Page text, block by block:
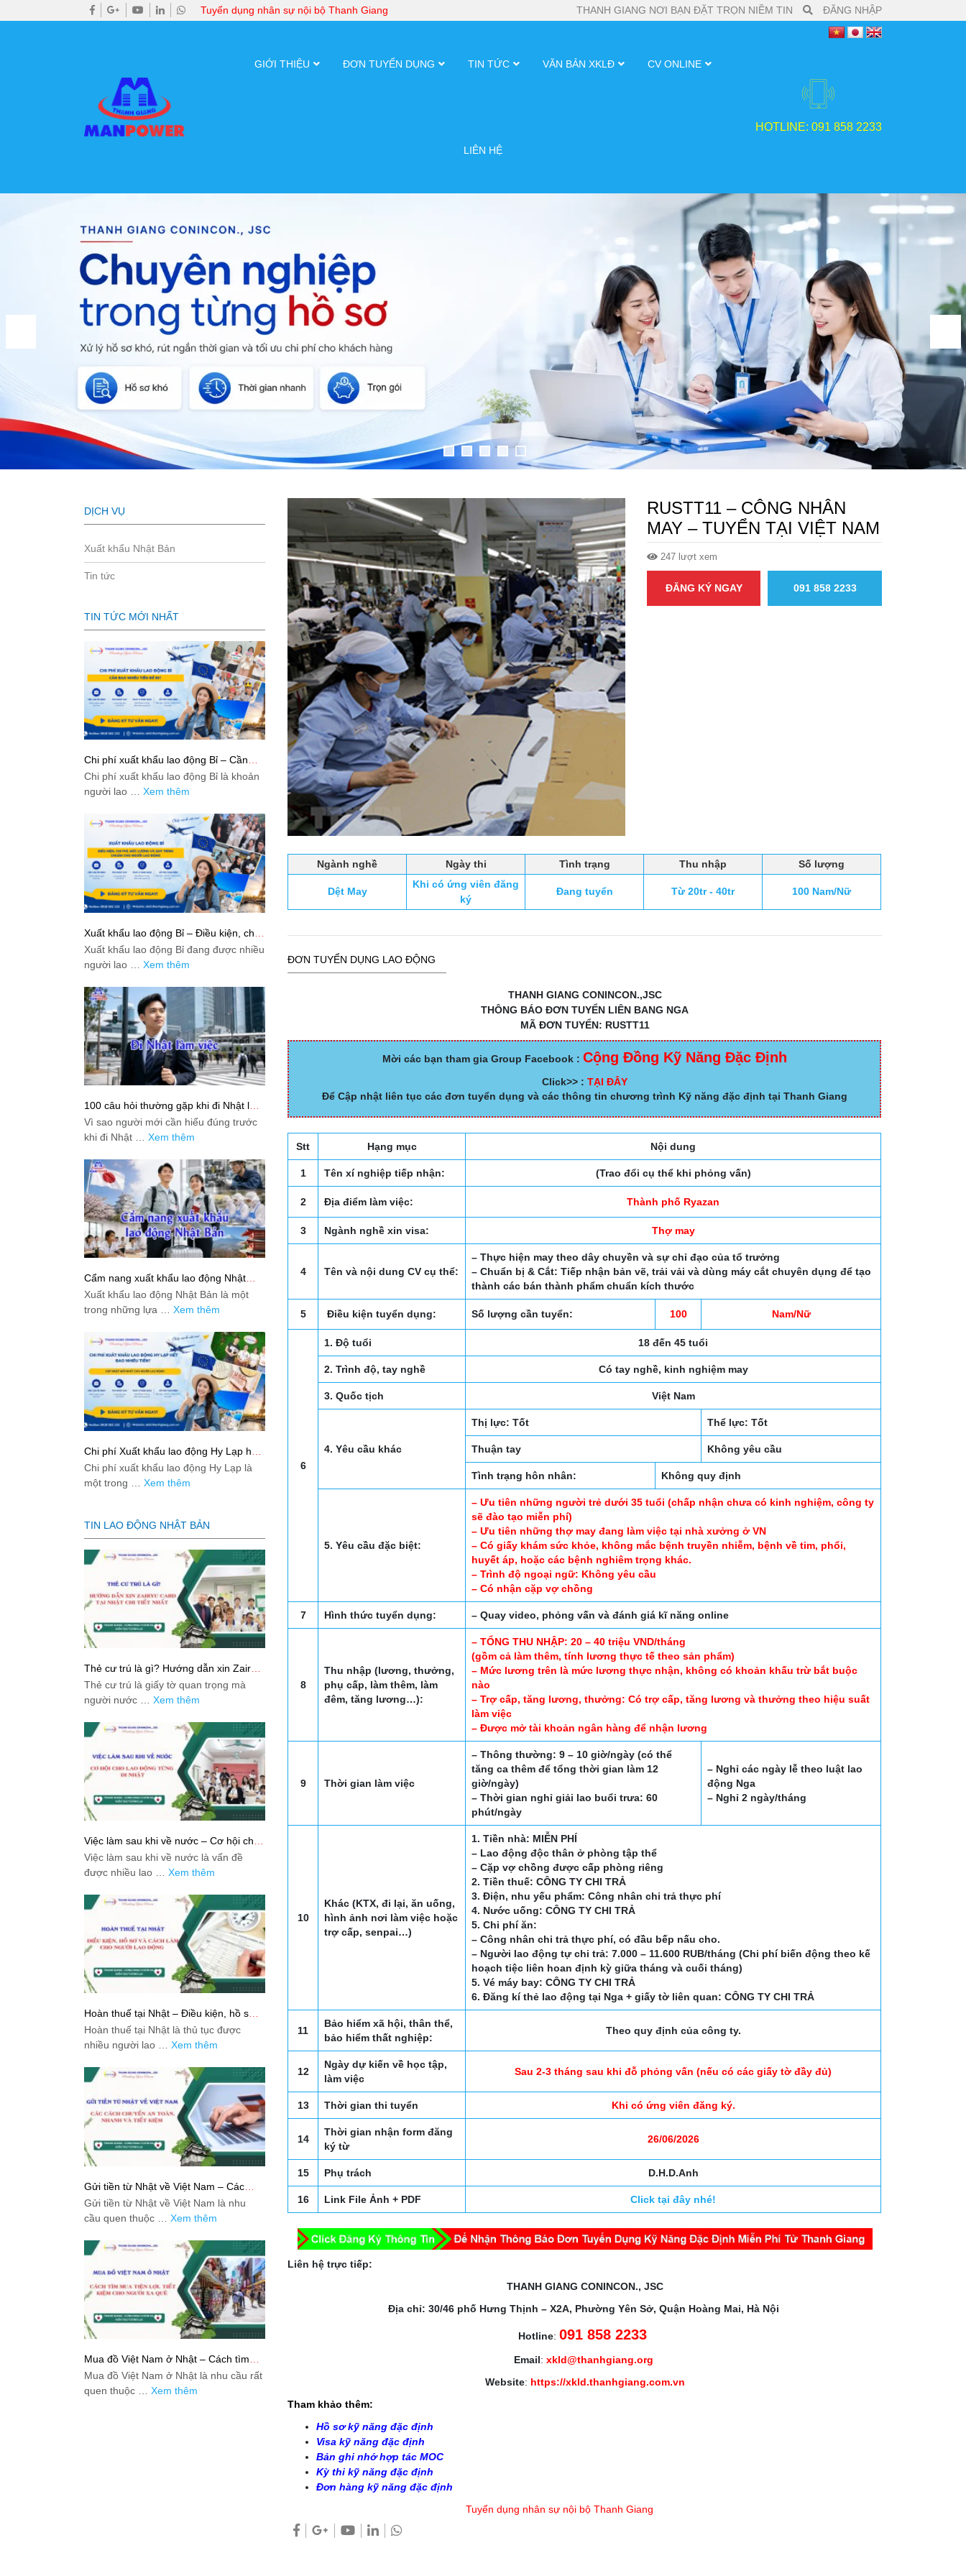
Tuyển dụng nhân sự nội bộ Thanh Giang THANH GIANG NƠI BẠN ĐẶT TRỌN NIỀM TIN ĐĂNG NHẬP
GIỚI THIỆU ĐƠN TUYỂN DỤNG TIN TỨC VĂN BẢN XKLĐ CV ONLINE
LIÊN HỆ
HOTLINE: 091 858 2233
RUSTT11 – CÔNG NHÂN
MAY – TUYỂN TẠI VIỆT NAM
247 lượt xem
ĐĂNG KÝ NGAY 091 858 2233
Ngành nghề Ngày thi Tình trạng Thu nhập Số lượng
Dệt May
Khi có ứng viên đăng
ký
Đang tuyển Từ 20tr - 40tr 100 Nam/Nữ
ĐƠN TUYỂN DỤNG LAO ĐỘNG
THANH GIANG CONINCON.,JSC
THÔNG BÁO ĐƠN TUYỂN LIÊN BANG NGA
MÃ ĐƠN TUYỂN: RUSTT11
Mời các bạn tham gia Group Facebook : Cộng Đồng Kỹ Năng Đặc Định
Click>> : TẠI ĐÂY
Để Cập nhật liên tục các đơn tuyển dụng và các thông tin chương trình Kỹ năng đặc định tại Thanh Giang
Stt Hạng mục Nội dung
1 Tên xí nghiệp tiếp nhận: (Trao đổi cụ thể khi phỏng vấn)
2 Địa điểm làm việc: Thành phố Ryazan
3 Ngành nghề xin visa: Thợ may
4 Tên và nội dung CV cụ thể:
– Thực hiện may theo dây chuyền và sự chỉ đạo của tổ trưởng
– Chuẩn bị & Cắt: Tiếp nhận bản vẽ, trải vải và dùng máy cắt chuyên dụng để tạo
thành các bán thành phẩm chuẩn kích thước
5 Điều kiện tuyển dụng: Số lượng cần tuyển: 100 Nam/Nữ
6
1. Độ tuổi 18 đến 45 tuổi
2. Trình độ, tay nghề Có tay nghề, kinh nghiệm may
3. Quốc tịch Việt Nam
4. Yêu cầu khác
Thị lực: Tốt Thể lực: Tốt
Thuận tay Không yêu cầu
Tình trạng hôn nhân: Không quy định
5. Yêu cầu đặc biệt:
– Ưu tiên những người trẻ dưới 35 tuổi (chấp nhận chưa có kinh nghiệm, công ty
sẽ đào tạo miễn phí)
– Ưu tiên những thợ may đang làm việc tại nhà xưởng ở VN
– Có giấy khám sức khỏe, không mắc bệnh truyền nhiễm, bệnh về tim, phổi,
huyết áp, hoặc các bệnh nghiêm trọng khác.
– Trình độ ngoại ngữ: Không yêu cầu
– Có nhận cặp vợ chồng
7 Hình thức tuyển dụng: – Quay video, phỏng vấn và đánh giá kĩ năng online
8
Thu nhập (lương, thưởng,
phụ cấp, làm thêm, làm
đêm, tăng lương…):
– TỔNG THU NHẬP: 20 – 40 triệu VND/tháng
(gồm cả làm thêm, tính lương thực tế theo sản phẩm)
– Mức lương trên là mức lương thực nhận, không có khoản khấu trừ bắt buộc
nào
– Trợ cấp, tăng lương, thưởng: Có trợ cấp, tăng lương và thưởng theo hiệu suất
làm việc
– Được mở tài khoản ngân hàng để nhận lương
9 Thời gian làm việc
– Thông thường: 9 – 10 giờ/ngày (có thể
tăng ca thêm để tổng thời gian làm 12
giờ/ngày)
– Thời gian nghỉ giải lao buổi trưa: 60
phút/ngày
– Nghỉ các ngày lễ theo luật lao
động Nga
– Nghỉ 2 ngày/tháng
10
Khác (KTX, đi lại, ăn uống,
hình ảnh nơi làm việc hoặc
trợ cấp, senpai…)
1. Tiền nhà: MIỄN PHÍ
– Lao động độc thân ở phòng tập thể
– Cặp vợ chồng được cấp phòng riêng
2. Tiền thuế: CÔNG TY CHI TRẢ
3. Điện, nhu yếu phẩm: Công nhân chi trả thực phí
4. Nước uống: CÔNG TY CHI TRẢ
5. Chi phí ăn:
– Công nhân chi trả thực phí, có đầu bếp nấu cho.
– Người lao động tự chi trả: 7.000 – 11.600 RUB/tháng (Chi phí biến động theo kế
hoạch tiệc liên hoan định kỳ giữa tháng và cuối tháng)
5. Vé máy bay: CÔNG TY CHI TRẢ
6. Đăng kí thẻ lao động tại Nga + giấy tờ liên quan: CÔNG TY CHI TRẢ
11
Bảo hiểm xã hội, thân thể,
bảo hiểm thất nghiệp:
Theo quy định của công ty.
12
Ngày dự kiến về học tập,
làm việc
Sau 2-3 tháng sau khi đỗ phỏng vấn (nếu có các giấy tờ đầy đủ)
13 Thời gian thi tuyển Khi có ứng viên đăng ký.
14
Thời gian nhận form đăng
ký từ
26/06/2026
15 Phụ trách D.H.D.Anh
16 Link File Ảnh + PDF Click tại đây nhé!
Liên hệ trực tiếp:
THANH GIANG CONINCON., JSC
Địa chỉ: 30/46 phố Hưng Thịnh – X2A, Phường Yên Sở, Quận Hoàng Mai, Hà Nội
Hotline:091 858 2233
Email: xkld@thanhgiang.org
Website: https://xkld.thanhgiang.com.vn
Tham khảo thêm:
Hồ sơ kỹ năng đặc định
Visa kỹ năng đặc định
Bản ghi nhớ hợp tác MOC
Kỳ thi kỹ năng đặc định
Đơn hàng kỹ năng đặc định
Tuyển dụng nhân sự nội bộ Thanh Giang
DỊCH VỤ
Xuất khẩu Nhật Bản
Tin tức
TIN TỨC MỚI NHẤT
Chi phí xuất khẩu lao động Bỉ – Cần
bao nhiêu tiền để đi?
Chi phí xuất khẩu lao động Bỉ là khoản
người lao … Xem thêm
Xuất khẩu lao động Bỉ – Điều kiện, chi
phí, mức lương và quy trình chuẩn cho
người lao động
Xuất khẩu lao động Bỉ đang được nhiều
người lao … Xem thêm
100 câu hỏi thường gặp khi đi Nhật làm
việc: Giải đáp thật dễ hiểu cho người
mới bắt đầu
Vì sao người mới cần hiểu đúng trước
khi đi Nhật … Xem thêm
Cẩm nang xuất khẩu lao động Nhật
Bản từ A-Z
Xuất khẩu lao động Nhật Bản là một
trong những lựa … Xem thêm
Chi phí Xuất khẩu lao động Hy Lạp hết
bao nhiêu tiền? Cập nhật mới nhất
2026
Chi phí xuất khẩu lao động Hy Lạp là
một trong … Xem thêm
TIN LAO ĐỘNG NHẬT BẢN
Thẻ cư trú là gì? Hướng dẫn xin Zairyu
Card tại Nhật chi tiết nhất
Thẻ cư trú là giấy tờ quan trọng mà
người nước … Xem thêm
Việc làm sau khi về nước – Cơ hội cho
lao động từng đi Nhật
Việc làm sau khi về nước là vấn đề
được nhiều lao … Xem thêm
Hoàn thuế tại Nhật – Điều kiện, hồ sơ
và cách làm cho người lao động
Hoàn thuế tại Nhật là thủ tục được
nhiều người lao … Xem thêm
Gửi tiền từ Nhật về Việt Nam – Các
cách chuyển an toàn, nhanh và tiết
kiệm
Gửi tiền từ Nhật về Việt Nam là nhu
cầu quen thuộc … Xem thêm
Mua đồ Việt Nam ở Nhật – Cách tìm
mua tiện lợi, tiết kiệm cho người xa quê
Mua đồ Việt Nam ở Nhật là nhu cầu rất
quen thuộc … Xem thêm